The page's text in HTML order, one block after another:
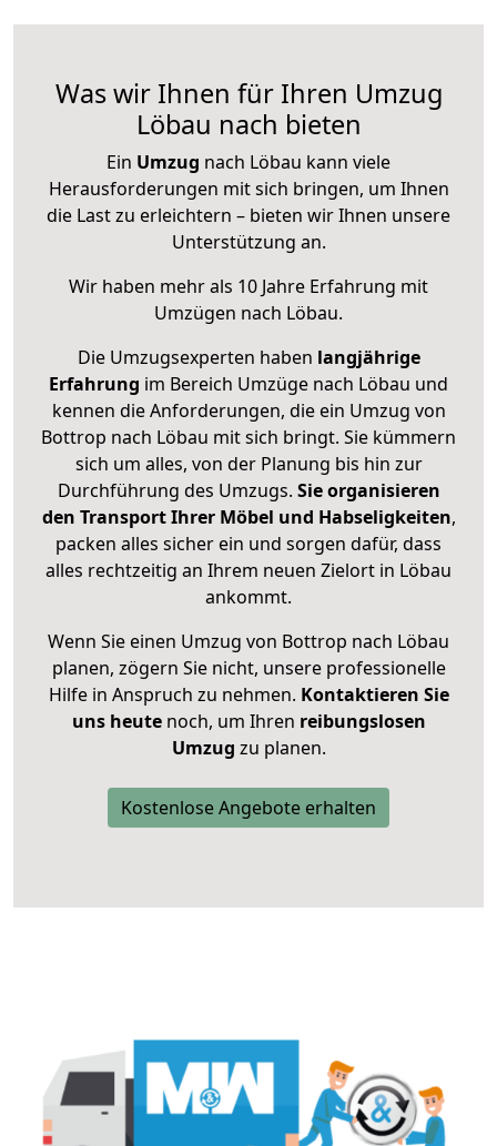
Was wir Ihnen für Ihren Umzug
Löbau nach bieten
Ein Umzug nach Löbau kann viele
Herausforderungen mit sich bringen, um Ihnen
die Last zu erleichtern – bieten wir Ihnen unsere
Unterstützung an.
Wir haben mehr als 10 Jahre Erfahrung mit
Umzügen nach Löbau.
Die Umzugsexperten haben langjährige
Erfahrung im Bereich Umzüge nach Löbau und
kennen die Anforderungen, die ein Umzug von
Bottrop nach Löbau mit sich bringt. Sie kümmern
sich um alles, von der Planung bis hin zur
Durchführung des Umzugs. Sie organisieren
den Transport Ihrer Möbel und Habseligkeiten,
packen alles sicher ein und sorgen dafür, dass
alles rechtzeitig an Ihrem neuen Zielort in Löbau
ankommt.
Wenn Sie einen Umzug von Bottrop nach Löbau
planen, zögern Sie nicht, unsere professionelle
Hilfe in Anspruch zu nehmen. Kontaktieren Sie
uns heutenoch, um Ihren reibungslosen
Umzug zu planen.
Kostenlose Angebote erhalten